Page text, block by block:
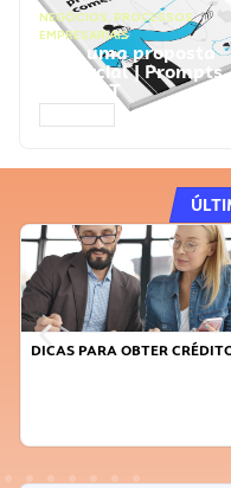
NEGÓCIOS, PROCESSOS
EMPRESARIAIS
Faça uma proposta
comercial | Prompts
ChatGPT
DICAS PARA OBTER